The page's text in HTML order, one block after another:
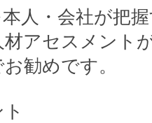
人・会社が把
アセスメント
勧めです。